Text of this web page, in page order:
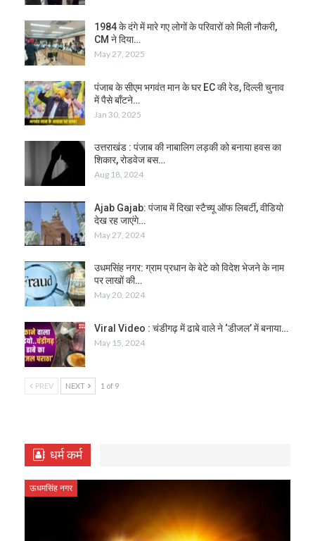
1984 के दंगे में मारे गए लोगों के परिवारों को मिली नौकरी,
CM ने दिया…
May 27, 2025
पंजाब के सीएम भगवंत मान के घर EC की रेड, दिल्ली चुनाव
में पैसे बाँटने…
Jan 30, 2025
उत्तराखंड : पंजाब की नाबालिग लड़की को बनाया हवस का
शिकार, रोडवेज बस…
Aug 18, 2024
Ajab Gajab: पंजाब में दिखा स्टैच्यू ऑफ लिबर्टी, वीडियो
देख रह जाएंगे…
May 27, 2024
उधमसिंह नगर: ग्राम प्रधान के बेटे को विदेश भेजने के नाम
पर लाखों की…
May 20, 2024
Viral Video : चंडीगढ़ में ढाबे वाले ने ‘डीजल’ में बनाया…
May 15, 2024
PREV NEXT 1 of 9
धर्म कर्म
ऊधमसिंह नगर